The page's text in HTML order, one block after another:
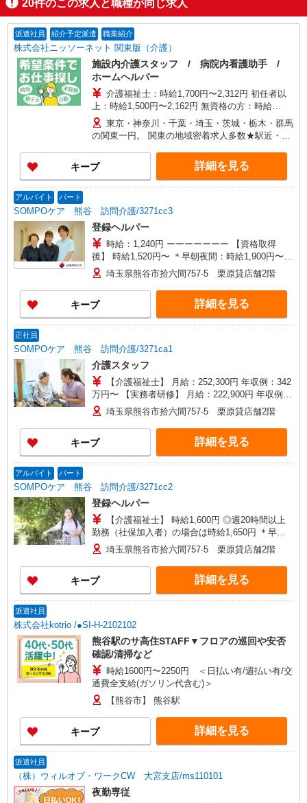
20件のこの求人と職種が同じ求人
派遣社員 紹介予定派遣 職業紹介
株式会社ニッソーネット 関東版（介護）
施設内介護スタッフ / 病院内看護助手 /
ホームヘルパー
介護福祉士：時給1,700円〜2,312円 初任者以
上：時給1,500円〜2,162円 無資格の方：時給
1,350円〜1,925円 ※給与幅は勤務先による +交通
費、諸手当（勤務先による） +0円で介護資格が取
れる （別途規定） ★給与日払い制度あり！
東京・神奈川・千葉・埼玉・茨城・栃木・群馬
の関東一円。 関東の地域密着求人多数★駅近・家
キープ 詳細を見る
アルバイト パート
SOMPOケア 熊谷 訪問介護/3271cc3
登録ヘルパー
時給：1,240円 ーーーーーーー 【資格取得
後】 時給1,520円〜 ＊早朝夜間：時給1,900円〜
＊日曜祝日：時給1,820円〜 ーーーーーーー
埼玉県熊谷市拾六間757-5 栗原貸店舗2階
キープ 詳細を見る
正社員
SOMPOケア 熊谷 訪問介護/3271ca1
介護スタッフ
【介護福祉士】 月給：252,300円 年収例：342
万円〜 【実務者研修】 月給：222,900円 年収例：
304万円〜 【初任者研修】 月給：217,500円 年収
例：298万円〜 ※職務手当、働きがい向上手当、
日祝手当（月平均2回分）等、毎月平均的に支払わ
れる手当を含みます。 ※介護福祉士のみ、特別職
務手当も含む ◎残業時は別途時間外手当支給（超
埼玉県熊谷市拾六間757-5 栗原貸店舗2階
キープ 詳細を見る
アルバイト パート
SOMPOケア 熊谷 訪問介護/3271cc2
登録ヘルパー
【介護福祉士】 時給1,600円 ◎週20時間以上
勤務（社保加入者）の場合は時給1,650円 ＊早朝
夜間（〜8:00、18:00〜）：時給2,000円〜 ＊日曜
祝日：時給1,900円〜 【実務者研修・初任者研修
（ヘルパー1級・2級）】 時給1,520円 ◎週20時間
以上勤務（社保加入者）の場合は時給1,570円 ＊
早朝夜間（〜8:00、18:00〜）：時給1,900円〜 ＊
が同時給 ◎キャンセル手当：職務時給の60％支給
埼玉県熊谷市拾六間757-5 栗原貸店舗2階
キープ 詳細を見る
派遣社員
株式会社kotrio /●SI-H-2102102
熊谷駅のサ高住STAFF▼フロアの巡回や安否
確認/清掃など
時給1600円〜2250円 ＜日払い有/週払い有/交
通費全支給(ガソリン代含む)＞
【熊谷市】 熊谷駅
キープ 詳細を見る
派遣社員
（株）ウィルオブ・ワークCW 大宮支店/ms110101
夜勤専従